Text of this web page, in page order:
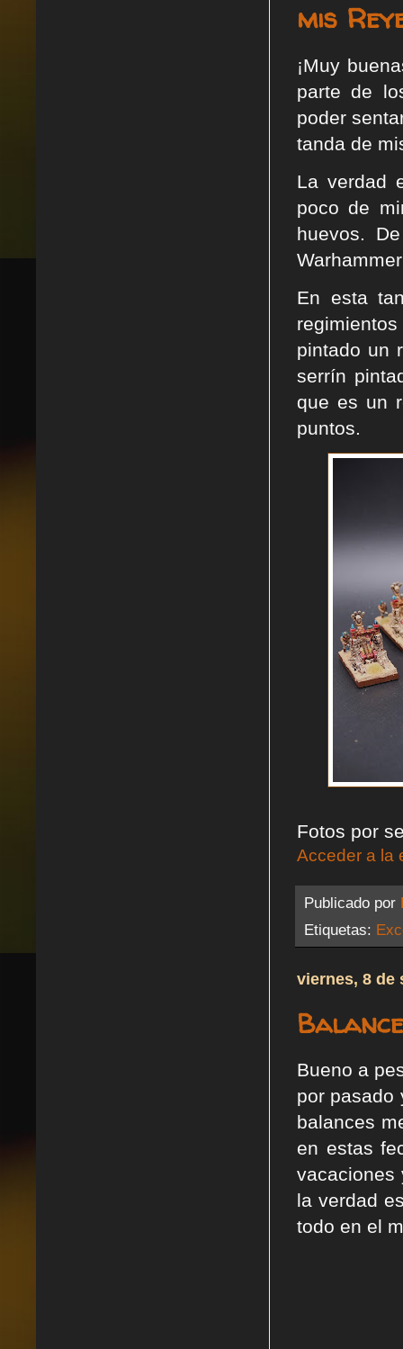
mis
¡Muy
parte de
poder
tanda de
La verdad
poco de
huevos.
En esta
pintado un
serrín
que es un
puntos.
Fotos por
Acceder a la
Publicado por
Etiquetas:
viernes, 8 de
Bueno a
por pasado
balances
en estas
vacaciones
la verdad
todo en el